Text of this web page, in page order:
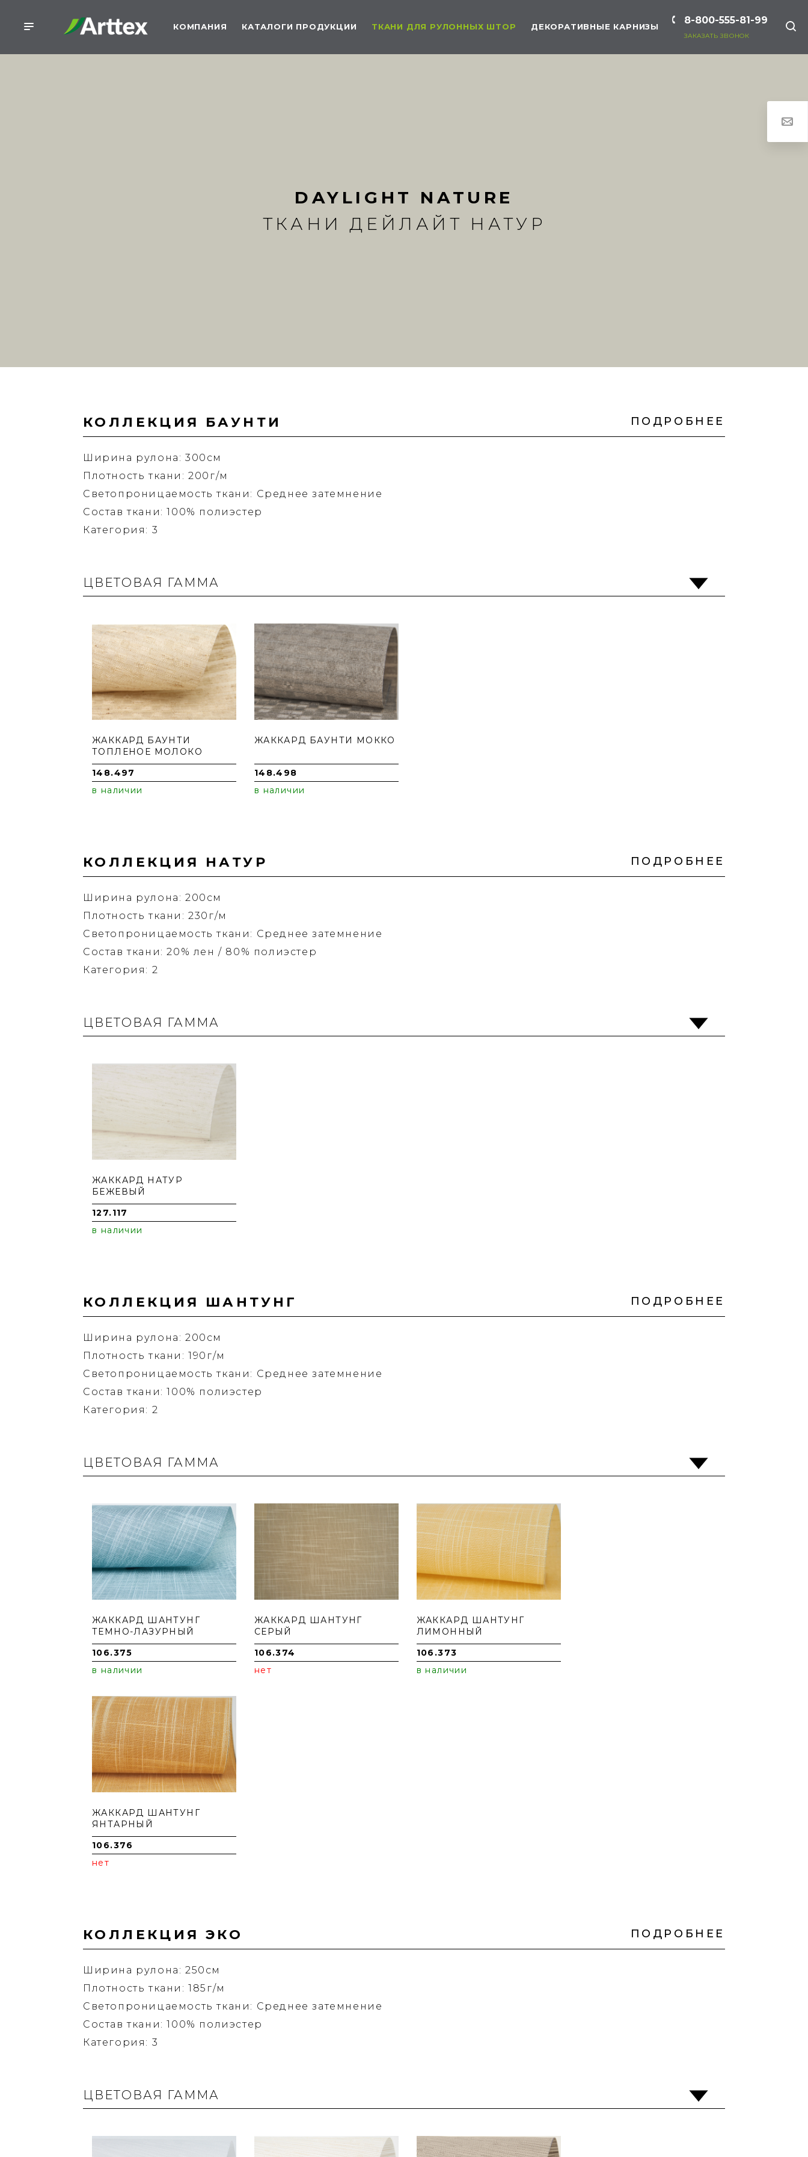
8-800-555-81-99
ЗАКАЗАТЬ ЗВОНОК
КОМПАНИЯ КАТАЛОГИ ПРОДУКЦИИ ТКАНИ ДЛЯ РУЛОННЫХ ШТОР ДЕКОРАТИВНЫЕ КАРНИЗЫ
DAYLIGHT NATURE
ТКАНИ ДЕЙЛАЙТ НАТУР
КОЛЛЕКЦИЯ БАУНТИ ПОДРОБНЕЕ
Ширина рулона: 300см
Плотность ткани: 200г/м
Светопроницаемость ткани: Среднее затемнение
Состав ткани: 100% полиэстер
Категория: 3
ЦВЕТОВАЯ ГАММА
ЖАККАРД БАУНТИ
ТОПЛЕНОЕ МОЛОКО
148.497
в наличии
ЖАККАРД БАУНТИ МОККО
148.498
в наличии
КОЛЛЕКЦИЯ НАТУР ПОДРОБНЕЕ
Ширина рулона: 200см
Плотность ткани: 230г/м
Светопроницаемость ткани: Среднее затемнение
Состав ткани: 20% лен / 80% полиэстер
Категория: 2
ЦВЕТОВАЯ ГАММА
ЖАККАРД НАТУР
БЕЖЕВЫЙ
127.117
в наличии
КОЛЛЕКЦИЯ ШАНТУНГ ПОДРОБНЕЕ
Ширина рулона: 200см
Плотность ткани: 190г/м
Светопроницаемость ткани: Среднее затемнение
Состав ткани: 100% полиэстер
Категория: 2
ЦВЕТОВАЯ ГАММА
ЖАККАРД ШАНТУНГ
ТЕМНО-ЛАЗУРНЫЙ
106.375
в наличии
ЖАККАРД ШАНТУНГ
СЕРЫЙ
106.374
нет
ЖАККАРД ШАНТУНГ
ЛИМОННЫЙ
106.373
в наличии
ЖАККАРД ШАНТУНГ
ЯНТАРНЫЙ
106.376
нет
КОЛЛЕКЦИЯ ЭКО ПОДРОБНЕЕ
Ширина рулона: 250см
Плотность ткани: 185г/м
Светопроницаемость ткани: Среднее затемнение
Состав ткани: 100% полиэстер
Категория: 3
ЦВЕТОВАЯ ГАММА